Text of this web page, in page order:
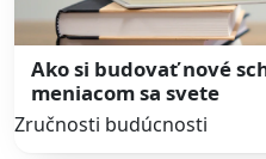
Ako si budovať nové
meniacom sa svete
Zručnosti budúcnosti